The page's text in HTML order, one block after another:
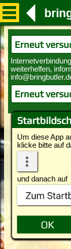
Um diese App
klicke bitte auf
und danach auf
Erneut
Erneut